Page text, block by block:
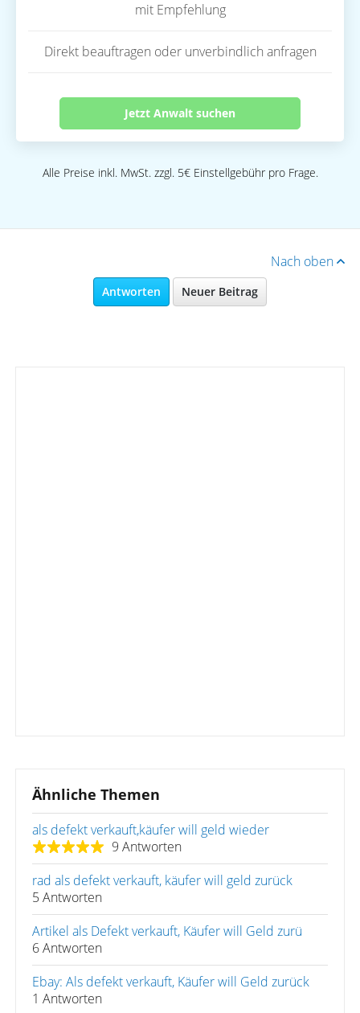
mit Empfehlung
Direkt beauftragen oder unverbindlich anfragen
Jetzt Anwalt suchen
Alle Preise inkl. MwSt. zzgl. 5€ Einstellgebühr pro Frage.
Nach oben
Antworten Neuer Beitrag
Ähnliche Themen
als defekt verkauft,käufer will geld wieder
9 Antworten
rad als defekt verkauft, käufer will geld zurück
5 Antworten
Artikel als Defekt verkauft, Käufer will Geld zurü
6 Antworten
Ebay: Als defekt verkauft, Käufer will Geld zurück
1 Antworten